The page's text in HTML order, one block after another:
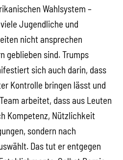
Wahlsystem –
Jugendliche und
nicht ansprechen
geblieben sind. Trumps
sich auch darin, dass
Kontrolle bringen lässt und
arbeitet, dass aus Leuten
Kompetenz, Nützlichkeit
sondern nach
Das tut er entgegen